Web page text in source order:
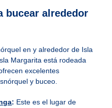
bucear alrededor
en y alrededor de Isla
Margarita está rodeada
excelentes
y buceo.
: Este es el lugar de